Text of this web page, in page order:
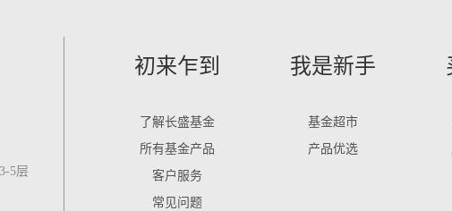
5层
初来乍到
了解长盛基金
所有基金产品
客户服务
常见问题
我是新手
基金超市
产品优选